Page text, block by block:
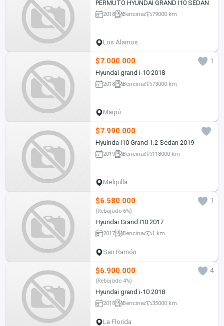
PERMUTO HYUNDAI GRAND I10 SEDAN
2018 Bencina 79000 km
Los Álamos
$7.000.000
1
Hyundai grand i-10 2018
2018 Bencina 73000 km
Maipú
$7.990.000
Hyuinda I10 Grand 1.2 Sedan 2019
2019 Bencina 118000 km
Melipilla
$6.580.000 1
(Rebajado 6%)
Hyundai Grand I10 2017
2017 Bencina 1 km
San Ramón
$6.900.000 4
(Rebajado 4%)
Hyundai grand i-10 2018
2018 Bencina 35000 km
La Florida